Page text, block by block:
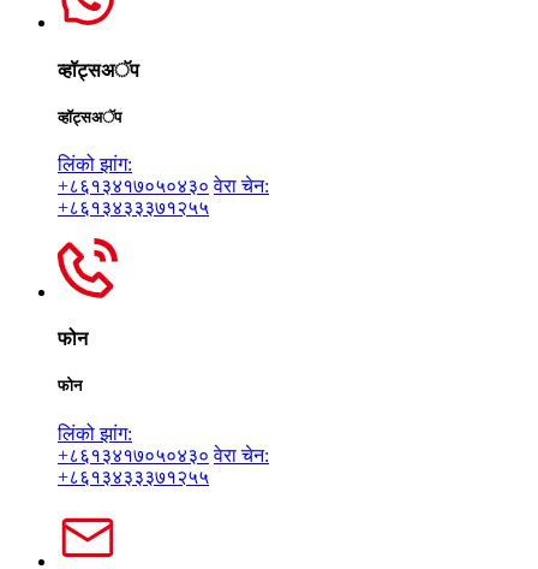
व्हॉट्सअॅप
व्हॉट्सअॅप
लिंको झांग:
+८६१३४१७०५०४३० वेरा चेन:
+८६१३४३३३७१२५५
फोन
फोन
लिंको झांग:
+८६१३४१७०५०४३० वेरा चेन:
+८६१३४३३३७१२५५